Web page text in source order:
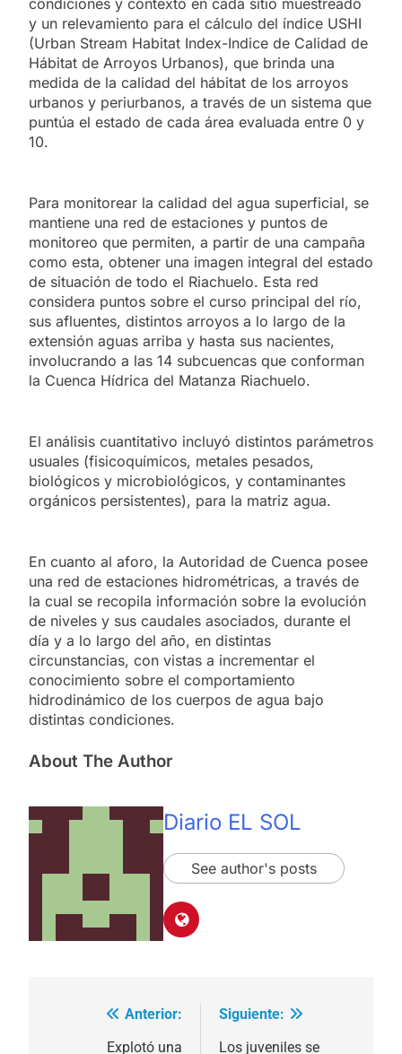
y un relevamiento para el cálculo del índice USHI
(Urban Stream Habitat Index-Indice de Calidad de
Hábitat de Arroyos Urbanos), que brinda una
medida de la calidad del hábitat de los arroyos
urbanos y periurbanos, a través de un sistema que
puntúa el estado de cada área evaluada entre 0 y
10.
Para monitorear la calidad del agua superficial, se
mantiene una red de estaciones y puntos de
monitoreo que permiten, a partir de una campaña
como esta, obtener una imagen integral del estado
de situación de todo el Riachuelo. Esta red
considera puntos sobre el curso principal del río,
sus afluentes, distintos arroyos a lo largo de la
extensión aguas arriba y hasta sus nacientes,
involucrando a las 14 subcuencas que conforman
la Cuenca Hídrica del Matanza Riachuelo.
El análisis cuantitativo incluyó distintos parámetros
usuales (fisicoquímicos, metales pesados,
biológicos y microbiológicos, y contaminantes
orgánicos persistentes), para la matriz agua.
En cuanto al aforo, la Autoridad de Cuenca posee
una red de estaciones hidrométricas, a través de
la cual se recopila información sobre la evolución
de niveles y sus caudales asociados, durante el
día y a lo largo del año, en distintas
circunstancias, con vistas a incrementar el
conocimiento sobre el comportamiento
hidrodinámico de los cuerpos de agua bajo
distintas condiciones.
About The Author
Diario EL SOL
See author's posts
Navegación
Anterior:
Explotó una
Siguiente:
Los juveniles se